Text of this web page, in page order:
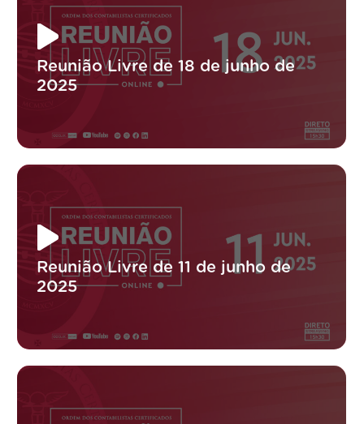
Reunião Livre de 18 de junho de
2025
Reunião Livre de 11 de junho de
2025